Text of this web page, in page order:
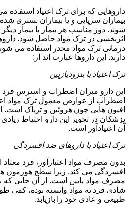
داروهایی که برای ترک اعتیاد
بیماران سرپایی و یا بیماران بستری
شوند. دوز مناسب هر بیمار با بیمار
اثربخشی در ترک مواد حاصل شود.
درمانی ترک مواد مخدر استفاده می
دارند. این داروها عبارت اند از:
ترک اعتیاد با بنزودیازپین
این دارو میزان اضطراب و استرس
اضطراب از عوارض معمول ترک مواد
افیون هایی چون هروئین و تریاک است.
پزشکان در تجویز این دارو احتیاط
آن اعتیادآور است.
ترک اعتیاد با داروهای ضد افسردگی
بدون مصرف مواد اعتیارآور، فرد
افسردگی می کند. زیرا سطح هورمون
مصرف مواد پایین است. از آن جایی که
شادی فرد به مواد وابسته بوده، کمی
طبیعی و عادی خود را بازیابد.